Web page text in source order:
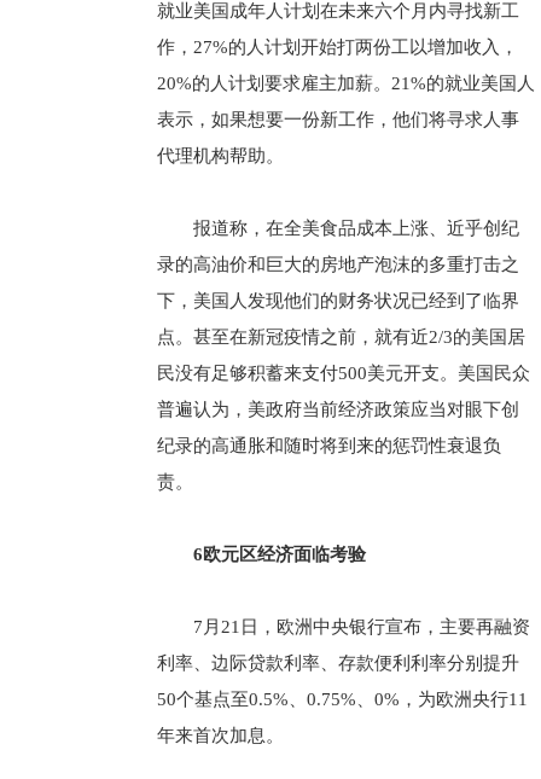
就业美国成年人计划在未来六个月内寻找新工
作，27%的人计划开始打两份工以增加收入，
20%的人计划要求雇主加薪。21%的就业美国人
表示，如果想要一份新工作，他们将寻求人事
代理机构帮助。
报道称，在全美食品成本上涨、近乎创纪
录的高油价和巨大的房地产泡沫的多重打击之
下，美国人发现他们的财务状况已经到了临界
点。甚至在新冠疫情之前，就有近2/3的美国居
民没有足够积蓄来支付500美元开支。美国民众
普遍认为，美政府当前经济政策应当对眼下创
纪录的高通胀和随时将到来的惩罚性衰退负
责。
6欧元区经济面临考验
7月21日，欧洲中央银行宣布，主要再融资
利率、边际贷款利率、存款便利利率分别提升
50个基点至0.5%、0.75%、0%，为欧洲央行11
年来首次加息。